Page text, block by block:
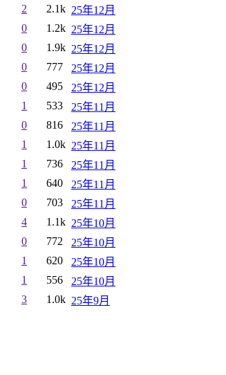
2 2.1k 25年12月
0 1.2k 25年12月
0 1.9k 25年12月
0 777
25年12月
0 495
25年12月
1 533
25年11月
0 816
25年11月
1 1.0k 25年11月
1 736
25年11月
1 640
25年11月
0 703
25年11月
4 1.1k 25年10月
0 772
25年10月
1 620
25年10月
1 556
25年10月
3 1.0k 25年9月